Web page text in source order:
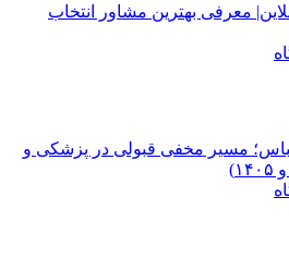
معرفی بهترین مشاور انتخاب
مسیر مخفی قبولی در پزشکی و